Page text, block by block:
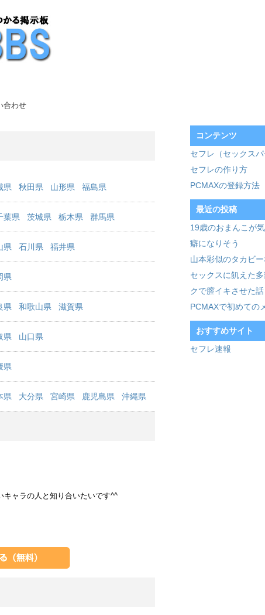
合わせ
県 秋田県 山形県 福島県
葉県 茨城県 栃木県 群馬県
県 石川県 福井県
県
県 和歌山県 滋賀県
県 山口県
県
県 大分県 宮崎県 鹿児島県 沖縄県
キャラの人と知り合いたいです^^
コンテンツ
セフレ（セックス
セフレの作り方
PCMAXの登録方法
最近の投稿
19歳のおまんこが
癖になりそう
山本彩似のタカビ
セックスに飢えた
クで膣イキさせた話
PCMAXで初めての
おすすめサイト
セフレ速報